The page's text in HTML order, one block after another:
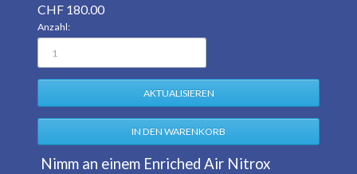
CHF 180.00
Anzahl:
Nimm an einem Enriched Air Nitrox